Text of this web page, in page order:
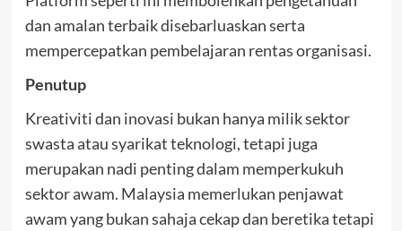
dan amalan terbaik disebarluaskan serta
mempercepatkan pembelajaran rentas organisasi.
Penutup
Kreativiti dan inovasi bukan hanya milik sektor
swasta atau syarikat teknologi, tetapi juga
merupakan nadi penting dalam memperkukuh
sektor awam. Malaysia memerlukan penjawat
awam yang bukan sahaja cekap dan beretika tetapi